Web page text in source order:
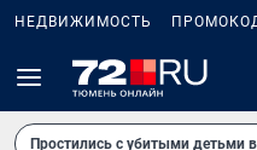
НЕДВИЖИМОСТЬ
Простились с убитыми детьми